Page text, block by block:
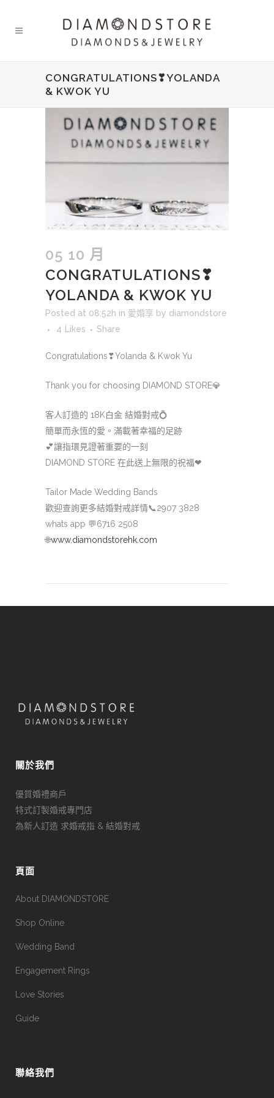
CONGRATULATIONS❣YOLANDA
& KWOK YU
05 10 月
CONGRATULATIONS❣
YOLANDA & KWOK YU
Posted at 08:52h in 愛婚享 by diamondstore
4
Likes Share
Congratulations❣Yolanda & Kwok Yu
Thank you for choosing DIAMOND STORE💎
客人訂造的 18K白金 結婚對戒💍
簡單而永恆的愛。滿載著幸福的足跡
💕讓指環見證著重要的一刻
DIAMOND STORE 在此送上無限的祝福❤
Tailor Made Wedding Bands
歡迎查詢更多結婚對戒詳情📞2907 3828
whats app 💬6716 2508
🌐www.diamondstorehk.com
關於我們
優質婚禮商戶
特式訂製婚戒專門店
為新人訂造 求婚戒指 & 結婚對戒
頁面
About DIAMONDSTORE
Shop Online
Wedding Band
Engagement Rings
Love Stories
Guide
聯絡我們